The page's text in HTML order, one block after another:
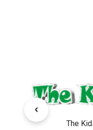
The